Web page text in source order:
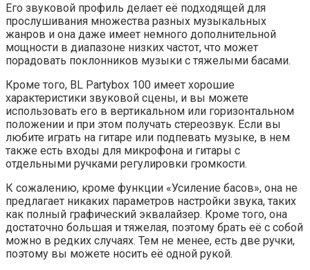
Его звуковой профиль делает её подходящей для
прослушивания множества разных музыкальных
жанров и она даже имеет немного дополнительной
мощности в диапазоне низких частот, что может
порадовать поклонников музыки с тяжелыми басами.
Кроме того, BL Partybox 100 имеет хорошие
характеристики звуковой сцены, и вы можете
использовать его в вертикальном или горизонтальном
положении и при этом получать стереозвук. Если вы
любите играть на гитаре или подпевать музыке, в нем
также есть входы для микрофона и гитары с
отдельными ручками регулировки громкости.
К сожалению, кроме функции «Усиление басов», она не
предлагает никаких параметров настройки звука, таких
как полный графический эквалайзер. Кроме того, она
достаточно большая и тяжелая, поэтому брать её с собой
можно в редких случаях. Тем не менее, есть две ручки,
поэтому вы можете носить её одной рукой.